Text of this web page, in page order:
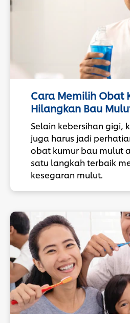
Cara Memilih Obat
Hilangkan Bau
Selain kebersihan gigi,
juga harus jadi
obat kumur bau mulut
satu langkah terbaik
kesegaran mulut.